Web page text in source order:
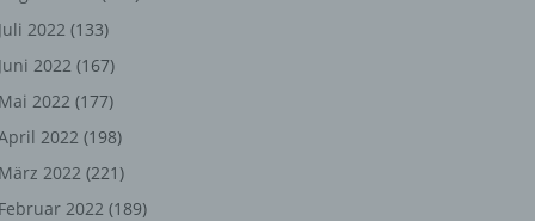
Juli 2022 (133)
Juni 2022 (167)
Mai 2022 (177)
2022 (198)
März 2022 (221)
Februar 2022 (189)
oder